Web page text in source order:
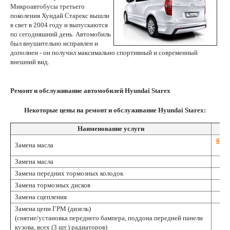
Микроавтобусы третьего
поколения Хундай Старекс вышли
в свет в 2004 году и выпускаются
по сегодняшний день. Автомобиль
был внушительно исправлен и
дополнен - он получил максимально спортивный и современный
внешний вид.
Ремонт и обслуживание автомобилей Hyundai Starex
Некоторые цены на ремонт и обслуживание Hyundai Starex:
Наименование услуги
Замена масла
Замена масла
Замена передних тормозных колодок
Замена тормозных дисков
Замена сцепления
Замена цепи ГРМ (дизель)
(снятие/установка переднего бампера, поддона передней панели
кузова, всех (3 шт.) радиаторов)